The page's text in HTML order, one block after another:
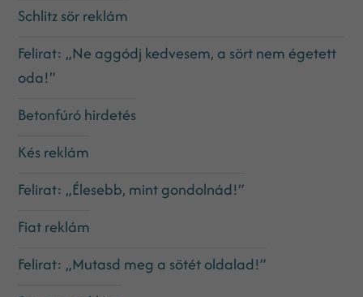
Schlitz sör reklám
Felirat: „Ne aggódj kedvesem, a sört nem égetett
oda!"
Betonfúró hirdetés
Kés reklám
Felirat: „Élesebb, mint gondolnád!”
Fiat reklám
Felirat: „Mutasd meg a sötét oldalad!”